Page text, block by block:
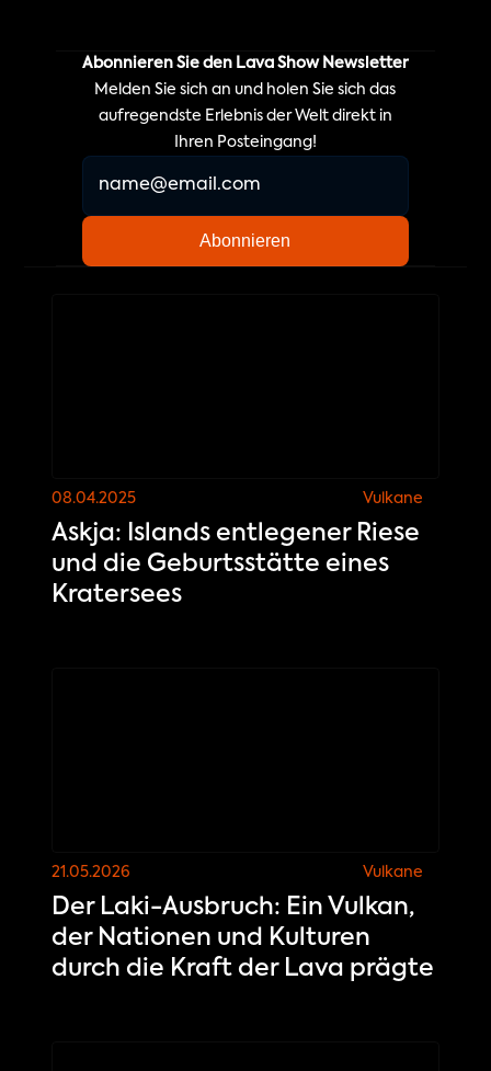
Abonnieren Sie den Lava Show Newsletter
Melden Sie sich an und holen Sie sich das
aufregendste Erlebnis der Welt direkt in
Ihren Posteingang!
08.04.2025 Vulkane
Askja: Islands entlegener Riese
und die Geburtsstätte eines
Kratersees
21.05.2026 Vulkane
Der Laki-Ausbruch: Ein Vulkan,
der Nationen und Kulturen
durch die Kraft der Lava prägte